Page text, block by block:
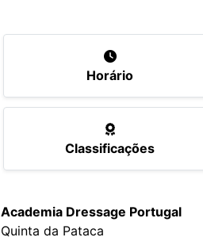
Horário
Classificações
Academia Dressage Portugal
Quinta da Pataca